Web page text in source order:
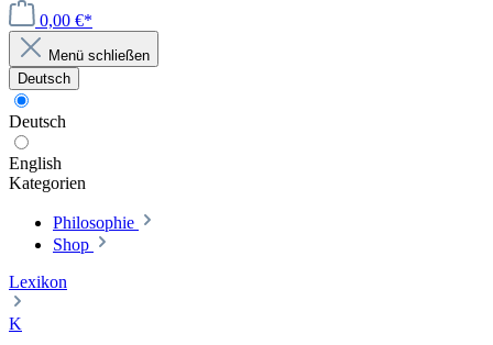
0,00 €*
Menü schließen
Deutsch
Deutsch
English
Kategorien
Philosophie
Shop
Lexikon
K